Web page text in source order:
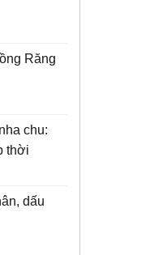
Răng
chu:
thời
dấu